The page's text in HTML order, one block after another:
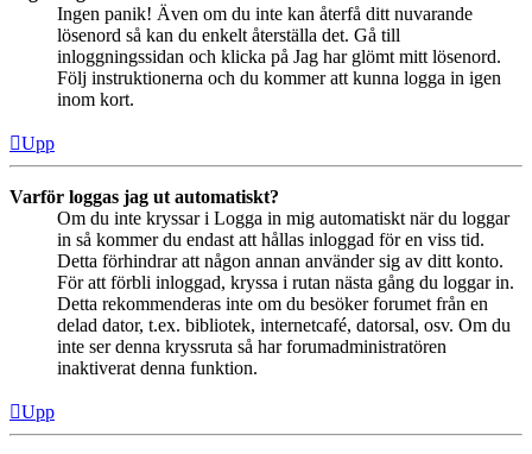
Ingen panik! Även om du inte kan återfå ditt nuvarande
lösenord så kan du enkelt återställa det. Gå till
inloggningssidan och klicka på Jag har glömt mitt lösenord.
Följ instruktionerna och du kommer att kunna logga in igen
inom kort.
Upp
Varför loggas jag ut automatiskt?
Om du inte kryssar i Logga in mig automatiskt när du loggar
in så kommer du endast att hållas inloggad för en viss tid.
Detta förhindrar att någon annan använder sig av ditt konto.
För att förbli inloggad, kryssa i rutan nästa gång du loggar in.
Detta rekommenderas inte om du besöker forumet från en
delad dator, t.ex. bibliotek, internetcafé, datorsal, osv. Om du
inte ser denna kryssruta så har forumadministratören
inaktiverat denna funktion.
Upp